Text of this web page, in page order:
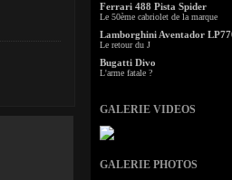
Ferrari 488 Pista Spider
Le 50ème cabriolet de la marque
Lamborghini Aventador
Le retour du J
Bugatti Divo
L'arme fatale ?
GALERIE VIDEOS
GALERIE PHOTOS